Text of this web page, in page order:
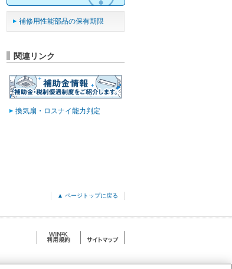
補修用性能部品の保有期限
関連リンク
換気扇・ロスナイ能力判定
▲ ページトップに戻る